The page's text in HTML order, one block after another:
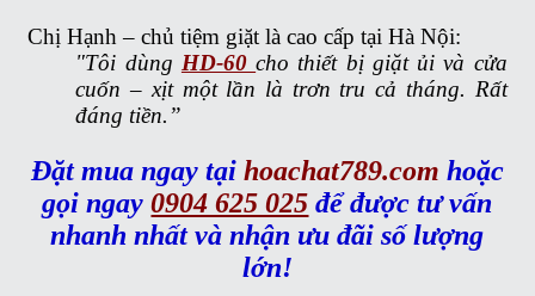
Chị Hạnh – chủ tiệm giặt là cao cấp tại Hà Nội:
"Tôi dùng HD-60cho thiết bị giặt ủi và cửa
cuốn – xịt một lần là trơn tru cả tháng. Rất
đáng tiền.”
Đặt mua ngay tại hoachat789.com hoặc
gọi ngay0904 625 025 để được tư vấn
nhanh nhất và nhận ưu đãi số lượng
lớn!